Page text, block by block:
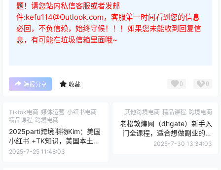
题！请您站内私信客服或者发邮
件:kefu114@Outlook.com，客服第一时间看到您的信息
必回，不负信赖，始终守候！！！如果您未能收到回复信
息，有可能在垃圾信箱里面哦~
海报分享 收藏 0 0
Tiktok电商 媒体运营 小红书电商
精品课程 跨境电商
2025parti跨境唞物Kim：美国
小红书 +TK知识，美国本土电
商技术技术
2025-7-25 11:48:03
其他跨境电商 精品课程 跨境电商
老松敦煌网（dhgate）新手入
门全课程，适合想做副业的你
们
2025-7-30 13:34:03